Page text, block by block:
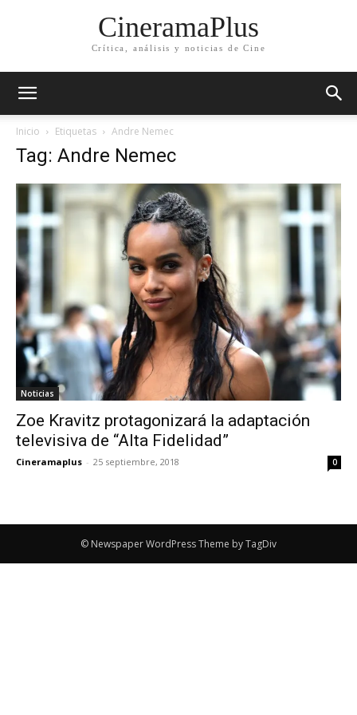
CineramaPlus
Crítica, análisis y noticias de Cine
Inicio Etiquetas Andre Nemec
Tag: Andre Nemec
Noticias
Zoe Kravitz protagonizará la adaptación
televisiva de “Alta Fidelidad”
Cineramaplus - 25 septiembre, 2018 0
© Newspaper WordPress Theme by TagDiv